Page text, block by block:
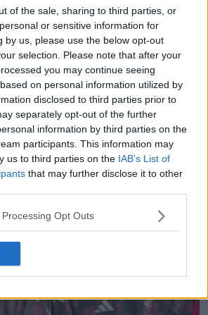
of the sale, sharing to third parties, or
or sensitive information for
by us, please use the below opt-out
selection. Please note that after your
you may continue seeing
on personal information utilized by
disclosed to third parties prior to
separately opt-out of the further
information by third parties on the
participants. This information may
us to third parties on the IAB’s List of
that may further disclose it to other
Opt Outs
extérieur du RB Leipzig
au jardin botanique de Leipzig
7h